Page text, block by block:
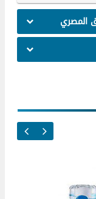
المصري
خدمة فورى